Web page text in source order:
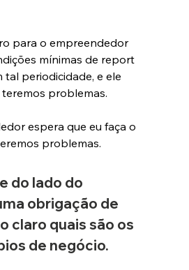
para o empreendedor
mínimas de report
tal periodicidade, e ele
teremos problemas.
espera que eu faça o
problemas.
do lado do
obrigação de
claro quais são os
de negócio.